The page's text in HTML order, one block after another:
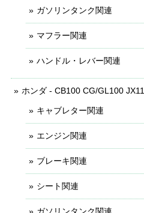
ガソリンタンク関連
マフラー関連
ハンドル・レバー関連
ホンダ - CB100 CG/GL100
キャブレター関連
エンジン関連
ブレーキ関連
シート関連
ガソリンタンク関連